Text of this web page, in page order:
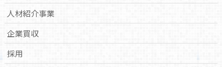
人材紹介事業
企業買収
採用